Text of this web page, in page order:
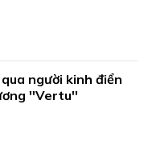
người kinh điển
''Vertu''